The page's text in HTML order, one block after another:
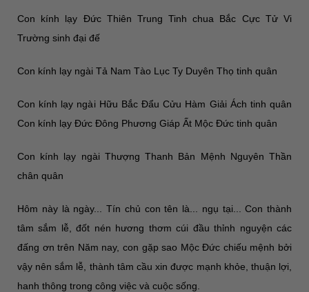
Con kính lạy Đức Thiên Trung Tinh chua Bắc Cực Tử Vi
Trường sinh đại đế
Con kính lạy ngài Tả Nam Tào Lục Ty Duyên Thọ tinh quân
Con kính lạy ngài Hữu Bắc Đẩu Cửu Hàm Giải Ách tinh quân
Con kính lạy Đức Đông Phương Giáp Ất Mộc Đức tinh quân
Con kính lạy ngài Thượng Thanh Bản Mệnh Nguyên Thần
chân quân
Hôm này là ngày... Tín chủ con tên là... ngụ tại... Con thành
tâm sắm lễ, đốt nén hương thơm cúi đầu thỉnh nguyện các
đấng ơn trên Năm nay, con gặp sao Mộc Đức chiếu mệnh bởi
vậy nên sắm lễ, thành tâm cầu xin được mạnh khỏe, thuận lợi,
hanh thông trong công việc và cuộc sống.